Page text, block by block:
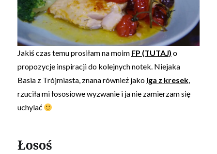
Jakiś czas temu prosiłam na moim FP (TUTAJ) o
propozycje inspiracji do kolejnych notek. Niejaka
Basia z Trójmiasta, znana również jako Iga z kresek,
rzuciła mi łososiowe wyzwanie i ja nie zamierzam się
uchylać
Łosoś